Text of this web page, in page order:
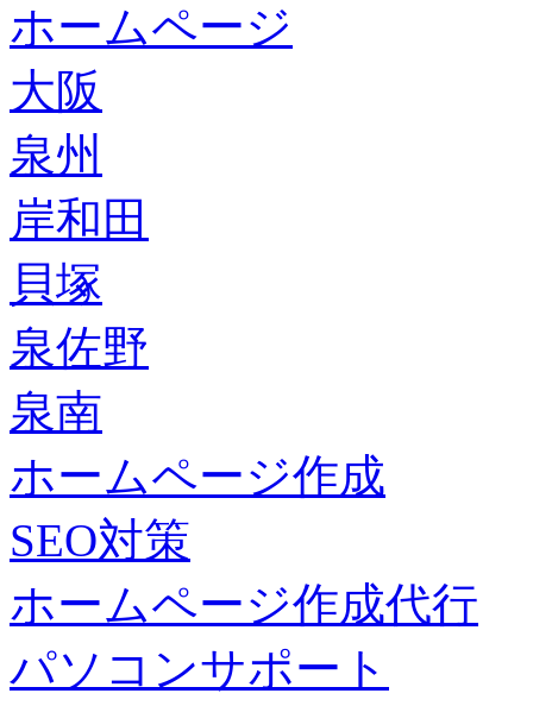
ホームページ
大阪
泉州
岸和田
貝塚
泉佐野
泉南
ホームページ作成
SEO対策
ホームページ作成代行
パソコンサポート